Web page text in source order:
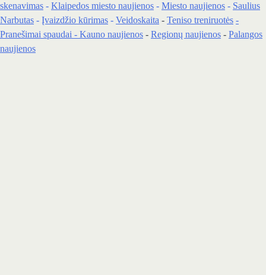
skenavimas - Klaipedos miesto naujienos - Miesto naujienos - Saulius
Narbutas - Įvaizdžio kūrimas - Veidoskaita - Teniso treniruotės -
Pranešimai spaudai - Kauno naujienos - Regionų naujienos - Palangos
naujienos